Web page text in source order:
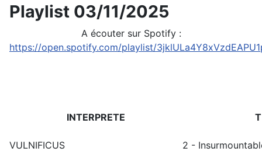
Playlist 03/11/2025
A écouter sur Spotify :
https://open.spotify.com/playlist/
INTERPRETE
VULNIFICUS 2 -